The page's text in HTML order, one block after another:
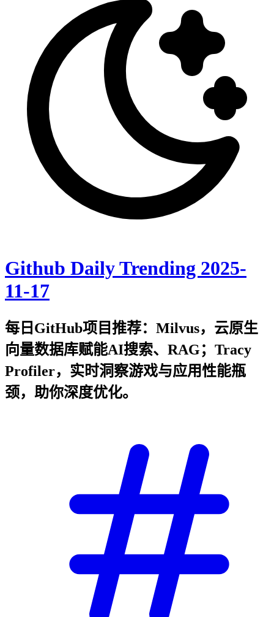
Github Daily Trending 2025-
11-17
每日GitHub项目推荐：Milvus，云原生
向量数据库赋能AI搜索、RAG；Tracy
Profiler，实时洞察游戏与应用性能瓶
颈，助你深度优化。